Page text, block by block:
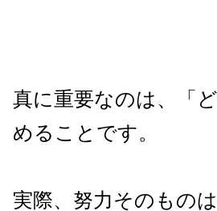
真に重要なのは、「
めることです。
実際、努力そのもの